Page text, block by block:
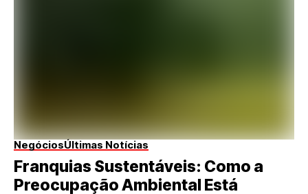
NegóciosÚltimas Notícias
Franquias Sustentáveis: Como a
Preocupação Ambiental Está